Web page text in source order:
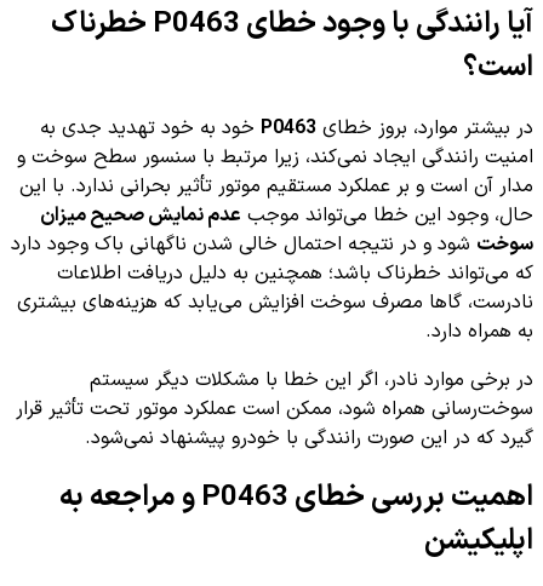
آیا رانندگی با وجود خطای P0463 خطرناک
است؟
در بیشتر موارد، بروز خطای P0463 خود به خود تهدید جدی به
امنیت رانندگی ایجاد نمی‌کند، زیرا مرتبط با سنسور سطح سوخت و
مدار آن است و بر عملکرد مستقیم موتور تأثیر بحرانی ندارد. با این
حال، وجود این خطا می‌تواند موجب عدم نمایش صحیح میزان
سوخت شود و در نتیجه احتمال خالی شدن ناگهانی باک وجود دارد
که می‌تواند خطرناک باشد؛ همچنین به دلیل دریافت اطلاعات
نادرست، گاها مصرف سوخت افزایش می‌یابد که هزینه‌های بیشتری
به همراه دارد.
در برخی موارد نادر، اگر این خطا با مشکلات دیگر سیستم
سوخت‌رسانی همراه شود، ممکن است عملکرد موتور تحت تأثیر قرار
گیرد که در این صورت رانندگی با خودرو پیشنهاد نمی‌شود.
اهمیت بررسی خطای P0463 و مراجعه به
اپلیکیشن